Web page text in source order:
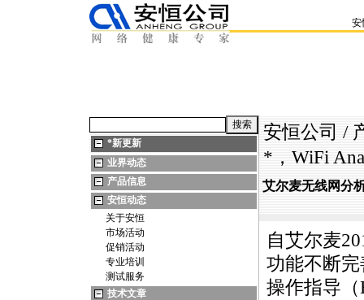
安
*新更新
业界动态
产品信息
安恒动态
关于安恒
市场活动
促销活动
专业培训
测试服务
技术文章
安恒公司 /
* ，WiFi
艾尔麦无线网分
自艾尔麦
功能不断
操作指导